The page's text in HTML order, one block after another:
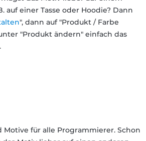
auf einer Tasse oder Hoodie? Dann
", dann auf "Produkt / Farbe
"Produkt ändern" einfach das
Motive für alle Programmierer. Schon